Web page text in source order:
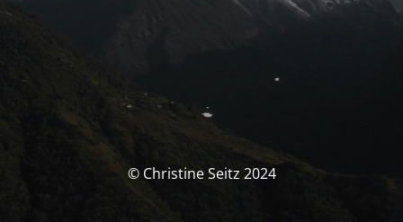
© Christine Seitz 2024